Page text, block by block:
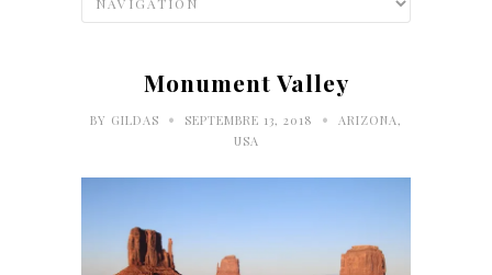
Monument Valley
BY GILDAS • SEPTEMBRE 13, 2018 • ARIZONA,
USA